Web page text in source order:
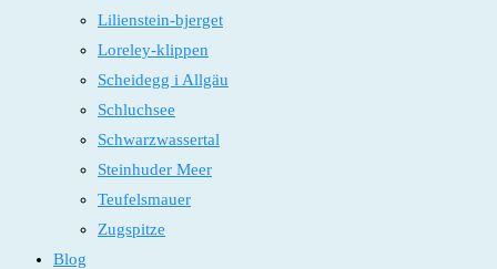
Lilienstein-bjerget
Loreley-klippen
Scheidegg i Allgäu
Schluchsee
Schwarzwassertal
Steinhuder Meer
Teufelsmauer
Zugspitze
Blog